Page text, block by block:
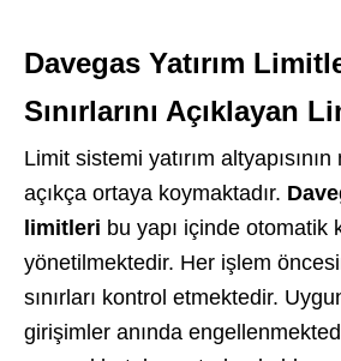
Davegas Yatırım
Sınırlarını Açıklayan
Limit sistemi yatırım altyapısının
açıkça ortaya koymaktadır.
limitleri bu yapı içinde otomatik
yönetilmektedir. Her işlem
sınırları kontrol etmektedir.
girişimler anında